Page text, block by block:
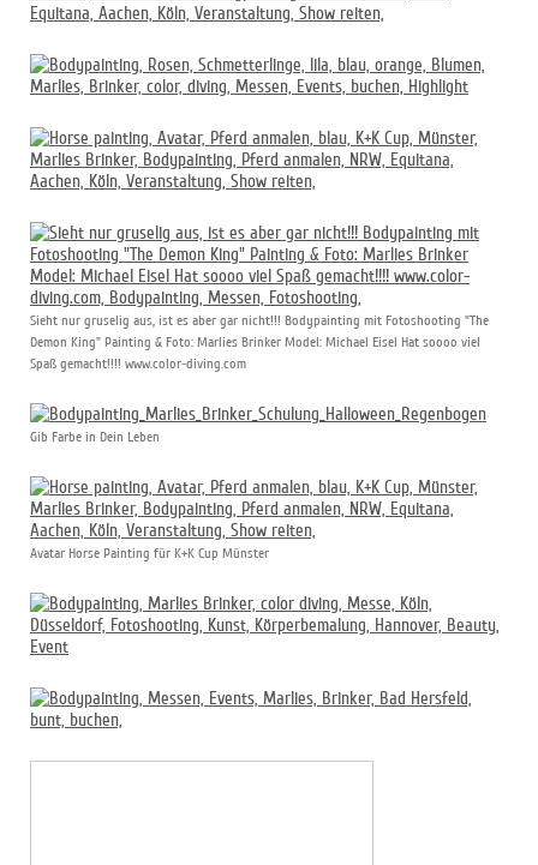
Sieht nur gruselig aus, ist es aber gar nicht!!! Bodypainting mit Fotoshooting "The
Demon King" Painting & Foto: Marlies Brinker Model: Michael Eisel Hat soooo viel
Spaß gemacht!!!! www.color-diving.com
Gib Farbe in Dein Leben
Avatar Horse Painting für K+K Cup Münster